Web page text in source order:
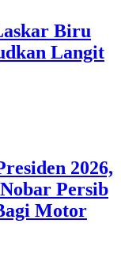
Biru
Langit
2026,
Persib
Motor